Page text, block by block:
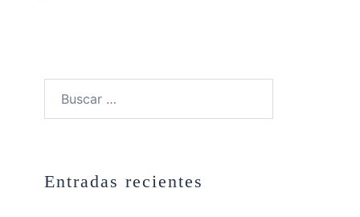
Entradas recientes